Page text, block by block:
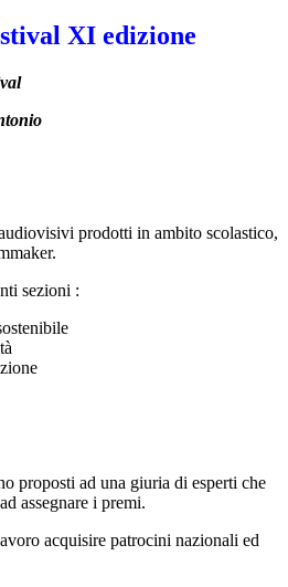
XI edizione
prodotti in ambito scolastico,
sezioni :
proposti ad una giuria di esperti che
assegnare i premi.
acquisire patrocini nazionali ed